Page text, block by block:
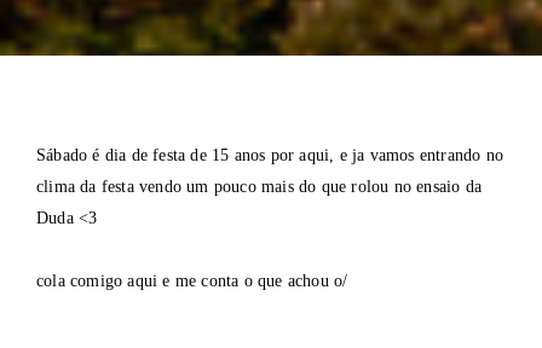
Sábado é dia de festa de 15 anos por aqui, e ja vamos entrando no
clima da festa vendo um pouco mais do que rolou no ensaio da
Duda <3
cola comigo aqui e me conta o que achou o/